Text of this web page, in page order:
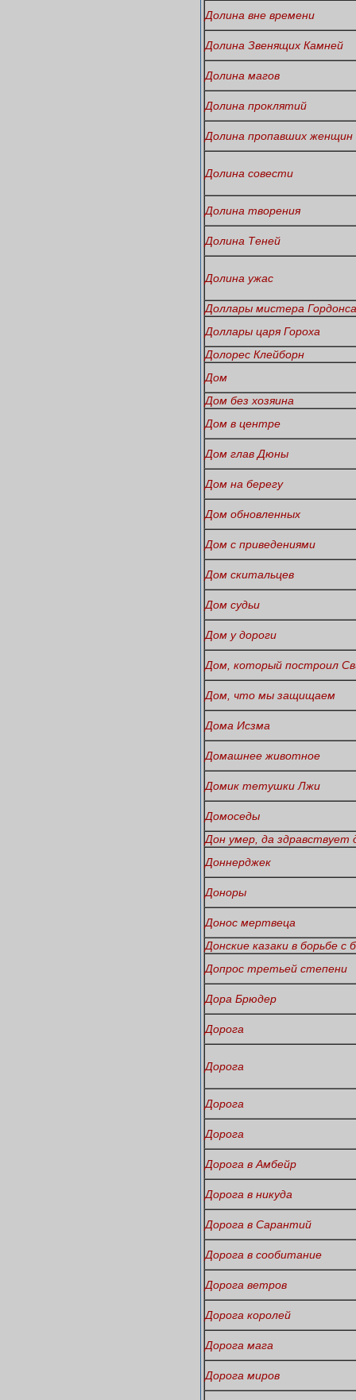
Долина вне времени
Долина Звенящих Камней
Долина магов
Долина проклятий
Долина пропавших женщин
Долина совести
Долина творения
Долина Теней
Долина ужас
Доллары мистера Гордонса
Доллары царя Гороха
Долорес Клейборн
Дом
Дом без хозяина
Дом в центре
Дом глав Дюны
Дом на берегу
Дом обновленных
Дом с приведениями
Дом скитальцев
Дом судьи
Дом у дороги
Дом, который построил
Дом, что мы защищаем
Дома Исзма
Домашнее животное
Домик тетушки Лжи
Домоседы
Дон умер, да здравствует
Доннерджек
Доноры
Донос мертвеца
Донские казаки в борьбе с
Допрос третьей степени
Дора Брюдер
Дорога
Дорога
Дорога
Дорога
Дорога в Амбейр
Дорога в никуда
Дорога в Сарантий
Дорога в сообитание
Дорога ветров
Дорога королей
Дорога мага
Дорога миров